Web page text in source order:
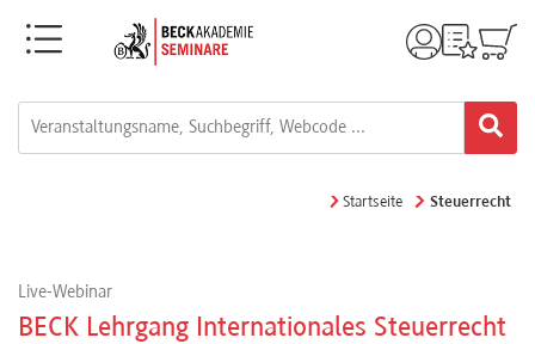
Menü
Startseite Steuerrecht
Live-Webinar
BECK Lehrgang Internationales Steuerrecht